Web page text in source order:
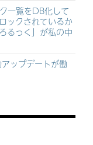
一覧をDB化して
ックされているか
るっく」が私の中
ップデートが働